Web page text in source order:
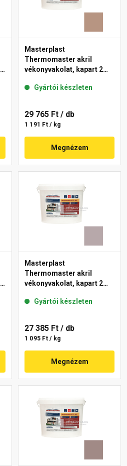
Masterplast
Thermomaster akril
vékonyvakolat, kapart 2
Gyártói készleten
29 765 Ft / db
1 191 Ft / kg
Megnézem
Masterplast
Thermomaster akril
vékonyvakolat, kapart 2
Gyártói készleten
27 385 Ft / db
1 095 Ft / kg
Megnézem